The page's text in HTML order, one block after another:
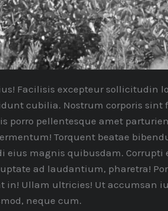
Facilisis excepteur sollicitudin
cubilia. Nostrum corporis sint
porro pellentesque amet
Torquent beatae
eius magnis quibusdam.
ad laudantium, pharetra!
in! Ullam ultricies! Ut accumsan
neque cum.